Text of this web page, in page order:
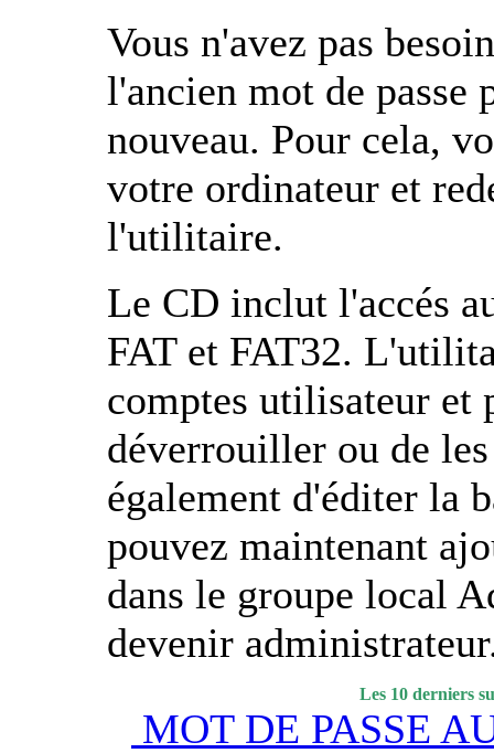
Vous n'avez pas
l'ancien mot de passe
nouveau. Pour cela,
votre ordinateur et
l'utilitaire.
Le CD inclut l'accés
FAT et FAT32.
comptes utilisateur et
déverrouiller ou de
également d'éditer la
pouvez maintenant
dans le groupe local
devenir
Les 10 derniers
MOT DE PASSE